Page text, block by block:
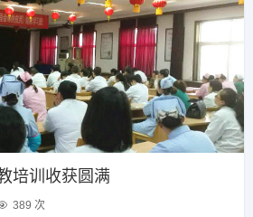
培训收获圆满
389 次